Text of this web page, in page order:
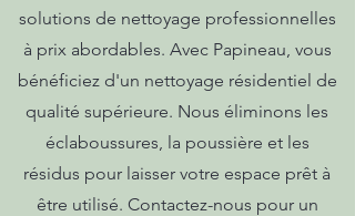
solutions de nettoyage professionnelles
à prix abordables. Avec Papineau, vous
bénéficiez d'un nettoyage résidentiel de
qualité supérieure. Nous éliminons les
éclaboussures, la poussière et les
résidus pour laisser votre espace prêt à
être utilisé. Contactez-nous pour un